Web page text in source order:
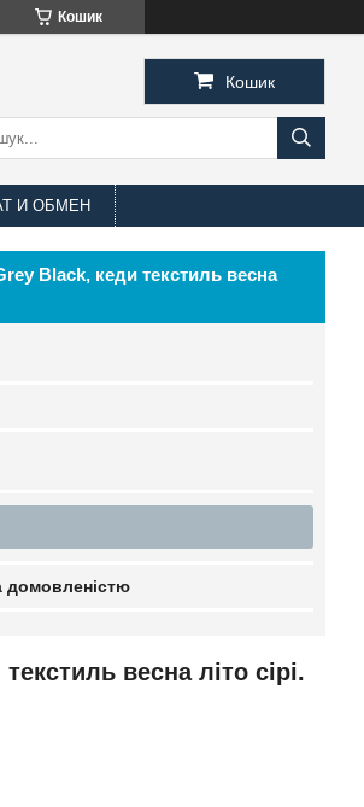
Кошик
Кошик
И ОБМЕН
Black, кеди текстиль весна
домовленістю
весна літо сірі.